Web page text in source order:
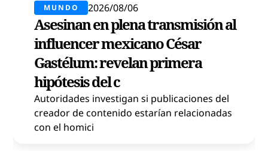
MUNDO 2026/08/06
Asesinan en plena transmisión al
influencer mexicano César
Gastélum: revelan primera
hipótesis del c
Autoridades investigan si publicaciones del
creador de contenido estarían relacionadas
con el homici